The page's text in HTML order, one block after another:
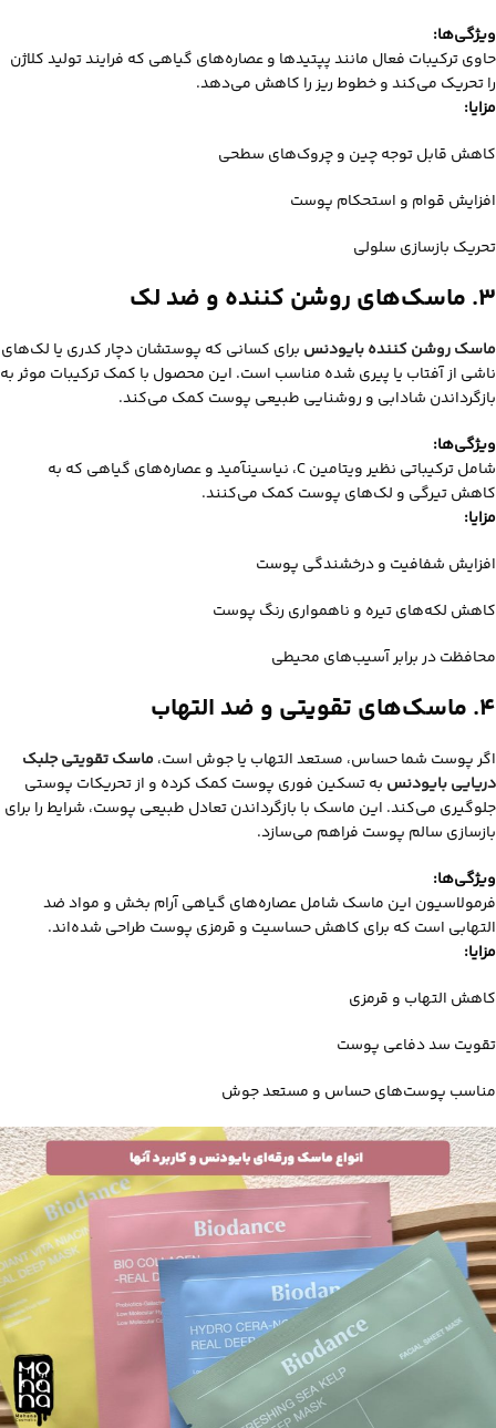
ویژگی‌ها:
حاوی ترکیبات فعال مانند پپتیدها و عصاره‌های گیاهی که فرایند تولید کلاژن
را تحریک می‌کند و خطوط ریز را کاهش می‌دهد.
مزایا:
کاهش قابل توجه چین و چروک‌های سطحی
افزایش قوام و استحکام پوست
تحریک بازسازی سلولی
۳. ماسک‌های روشن‌ کننده و ضد لک
ماسک روشن‌ کننده بایودنس برای کسانی که پوستشان دچار کدری یا لک‌های
ناشی از آفتاب یا پیری شده مناسب است. این محصول با کمک ترکیبات موثر به
بازگرداندن شادابی و روشنایی طبیعی پوست کمک می‌کند.
ویژگی‌ها:
شامل ترکیباتی نظیر ویتامین C، نیاسینآمید و عصاره‌های گیاهی که به
کاهش تیرگی و لک‌های پوست کمک می‌کنند.
مزایا:
افزایش شفافیت و درخشندگی پوست
کاهش لکه‌های تیره و ناهمواری رنگ پوست
محافظت در برابر آسیب‌های محیطی
۴. ماسک‌های تقویتی و ضد التهاب
اگر پوست شما حساس، مستعد التهاب یا جوش است، ماسک تقویتی جلبک
دریایی بایودنس به تسکین فوری پوست کمک کرده و از تحریکات پوستی
جلوگیری می‌کند. این ماسک با بازگرداندن تعادل طبیعی پوست، شرایط را برای
بازسازی سالم پوست فراهم می‌سازد.
ویژگی‌ها:
فرمولاسیون این ماسک شامل عصاره‌های گیاهی آرام‌ بخش و مواد ضد
التهابی است که برای کاهش حساسیت و قرمزی پوست طراحی شده‌اند.
مزایا:
کاهش التهاب و قرمزی
تقویت سد دفاعی پوست
مناسب پوست‌های حساس و مستعد جوش